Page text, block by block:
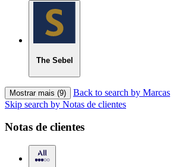
The Sebel
Mostrar mais (9)
Back to search by Marcas
Skip search by Notas de clientes
Notas de clientes